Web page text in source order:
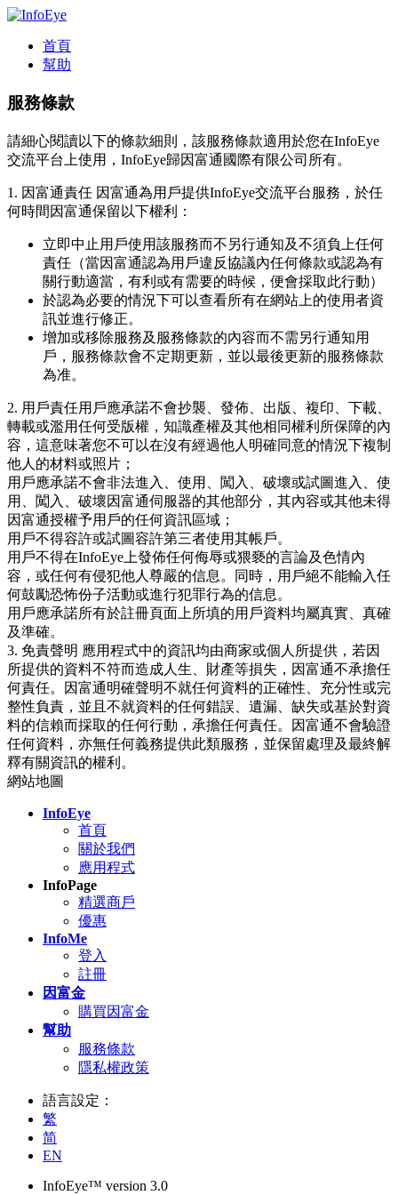
首頁
幫助
服務條款
請細心閱讀以下的條款細則，該服務條款適用於您在InfoEye
交流平台上使用，InfoEye歸因富通國際有限公司所有。
1. 因富通責任 因富通為用戶提供InfoEye交流平台服務，於任
何時間因富通保留以下權利：
立即中止用戶使用該服務而不另行通知及不須負上任何
責任（當因富通認為用戶違反協議內任何條款或認為有
關行動適當，有利或有需要的時候，便會採取此行動）
於認為必要的情況下可以查看所有在網站上的使用者資
訊並進行修正。
增加或移除服務及服務條款的內容而不需另行通知用
戶，服務條款會不定期更新，並以最後更新的服務條款
為准。
2. 用戶責任用戶應承諾不會抄襲、發佈、出版、複印、下載、
轉載或濫用任何受版權，知識產權及其他相同權利所保障的內
容，這意味著您不可以在沒有經過他人明確同意的情況下複制
他人的材料或照片；
用戶應承諾不會非法進入、使用、闖入、破壞或試圖進入、使
用、闖入、破壞因富通伺服器的其他部分，其內容或其他未得
因富通授權予用戶的任何資訊區域；
用戶不得容許或試圖容許第三者使用其帳戶。
用戶不得在InfoEye上發佈任何侮辱或猥褻的言論及色情內
容，或任何有侵犯他人尊嚴的信息。同時，用戶絕不能輸入任
何鼓勵恐怖份子活動或進行犯罪行為的信息。
用戶應承諾所有於註冊頁面上所填的用戶資料均屬真實、真確
及準確。
3. 免責聲明 應用程式中的資訊均由商家或個人所提供，若因
所提供的資料不符而造成人生、財產等損失，因富通不承擔任
何責任。因富通明確聲明不就任何資料的正確性、充分性或完
整性負責，並且不就資料的任何錯誤、遺漏、缺失或基於對資
料的信賴而採取的任何行動，承擔任何責任。因富通不會驗證
任何資料，亦無任何義務提供此類服務，並保留處理及最終解
釋有關資訊的權利。
網站地圖
InfoEye
首頁
關於我們
應用程式
InfoPage
精選商戶
優惠
InfoMe
登入
註冊
因富金
購買因富金
幫助
服務條款
隱私權政策
語言設定：
繁
简
EN
InfoEye™ version 3.0